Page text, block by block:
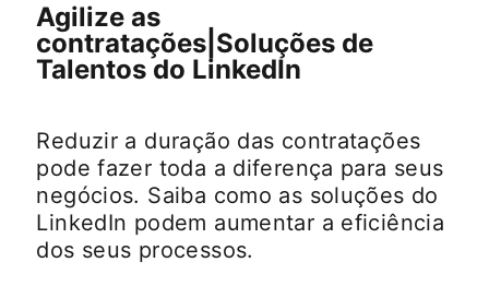
Agilize as
contratações|Soluções de
Talentos do LinkedIn
Reduzir a duração das contratações
pode fazer toda a diferença para seus
negócios. Saiba como as soluções do
LinkedIn podem aumentar a eficiência
dos seus processos.